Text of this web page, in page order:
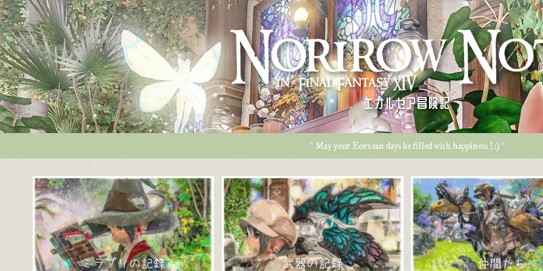
エオルゼア冒険記
* May your Eorzean days be filled with happiness ! :) *
ミラプリの記録 武器の記録 仲間たち